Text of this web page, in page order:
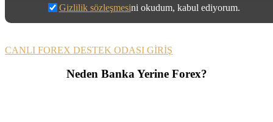
Gizlilik sözleşmesini okudum, kabul ediyorum.
CANLI FOREX DESTEK ODASI GİRİŞ
Neden Banka Yerine Forex?